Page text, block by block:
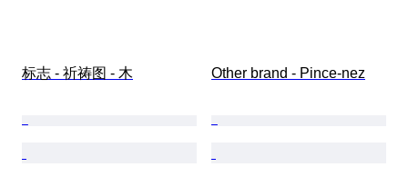
标志 - 祈祷图 - 木 Other brand - Pince-nez